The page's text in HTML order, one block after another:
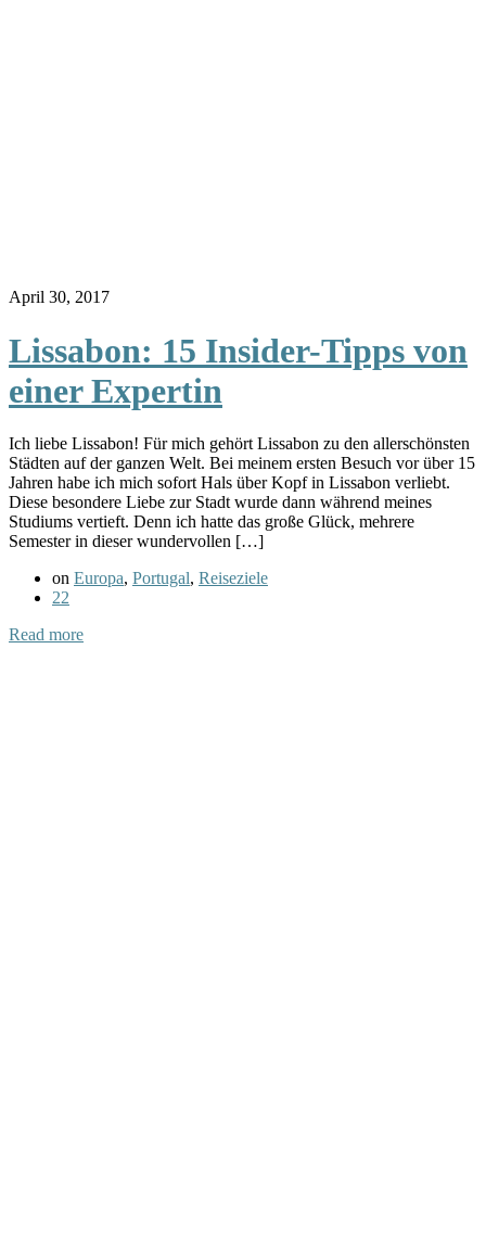
April 30, 2017
Lissabon: 15 Insider-Tipps von
einer Expertin
Ich liebe Lissabon! Für mich gehört Lissabon zu den allerschönsten
Städten auf der ganzen Welt. Bei meinem ersten Besuch vor über 15
Jahren habe ich mich sofort Hals über Kopf in Lissabon verliebt.
Diese besondere Liebe zur Stadt wurde dann während meines
Studiums vertieft. Denn ich hatte das große Glück, mehrere
Semester in dieser wundervollen […]
on Europa, Portugal, Reiseziele
22
Read more